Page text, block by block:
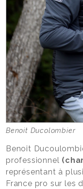
Benoit Ducolombier
Benoit
professionnel
représentant à
France pro sur les